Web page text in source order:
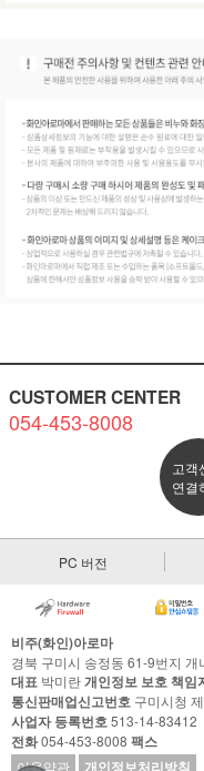
CUSTOMER CENTER
054-453-8008
고객
연결
PC 버전
비주(화인)아로마
경북 구미시 송정동 61-9번지 개
대표 박미란개인정보 보호 책임
통신판매업신고번호 구미시청
사업자 등록번호513-14-83412
전화054-453-8008 팩스
이용약관 개인정보처리방침